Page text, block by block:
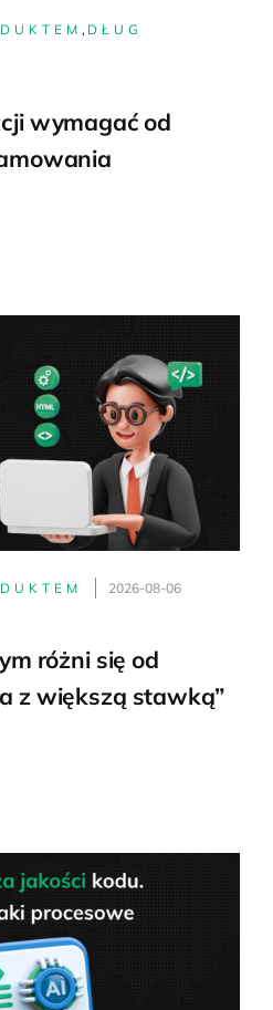
, DŁUG
wymagać od
2026-08-06
różni się od
z większą stawką”